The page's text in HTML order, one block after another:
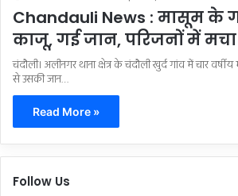
Chandauli News : मासूम
काजू, गई जान, परिजनों में
चंदौली। अलीनगर थाना क्षेत्र के चंदौली खुर्द गांव में चार
से उसकी जान…
Read More »
Follow Us